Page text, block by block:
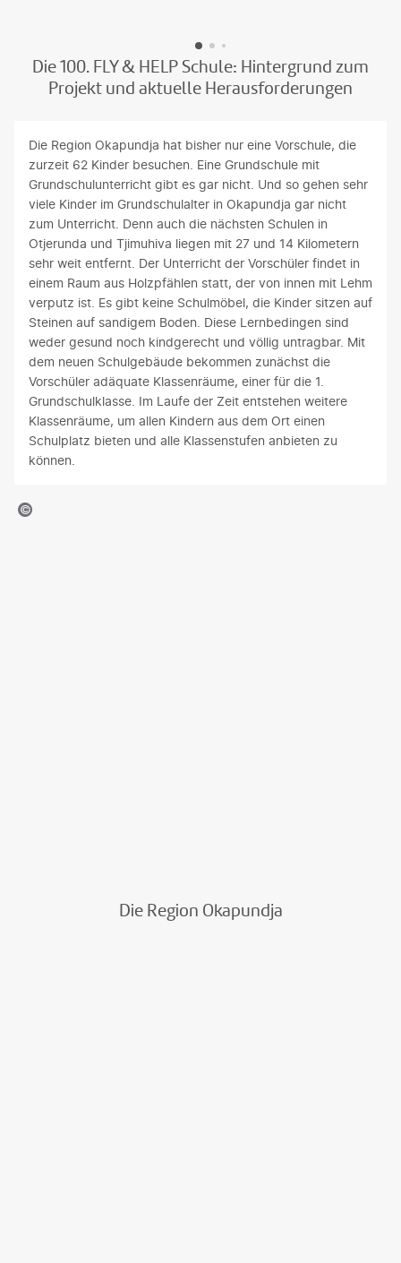
Die 100. FLY & HELP Schule: Hintergrund zum
Projekt und aktuelle Herausforderungen
Die Region Okapundja hat bisher nur eine Vorschule, die
zurzeit 62 Kinder besuchen. Eine Grundschule mit
Grundschulunterricht gibt es gar nicht. Und so gehen sehr
viele Kinder im Grundschulalter in Okapundja gar nicht
zum Unterricht. Denn auch die nächsten Schulen in
Otjerunda und Tjimuhiva liegen mit 27 und 14 Kilometern
sehr weit entfernt. Der Unterricht der Vorschüler findet in
einem Raum aus Holzpfählen statt, der von innen mit Lehm
verputz ist. Es gibt keine Schulmöbel, die Kinder sitzen auf
Steinen auf sandigem Boden. Diese Lernbedingen sind
weder gesund noch kindgerecht und völlig untragbar. Mit
dem neuen Schulgebäude bekommen zunächst die
Vorschüler adäquate Klassenräume, einer für die 1.
Grundschulklasse. Im Laufe der Zeit entstehen weitere
Klassenräume, um allen Kindern aus dem Ort einen
Schulplatz bieten und alle Klassenstufen anbieten zu
können.
©Sylvia Jost
Die Region Okapundja